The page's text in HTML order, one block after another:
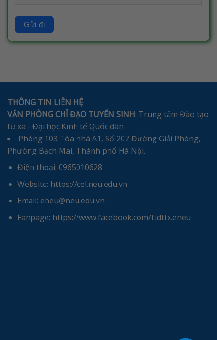
THÔNG TIN LIÊN HỆ
VĂN PHÒNG CHỈ ĐẠO TUYỂN SINH: Trung tâm Đào tạo
từ xa - Đại học Kinh tế Quốc dân.
Phòng 103 Tòa nhà A1, Số 207 Đường Giải Phóng,
Phường Bạch Mai, Thành phố Hà Nội.
Điện thoại: 0965010628
Website: https://cel.neu.edu.vn
Email: eneu@neu.edu.vn
Fanpage: https://www.facebook.com/ttdttx.eneu